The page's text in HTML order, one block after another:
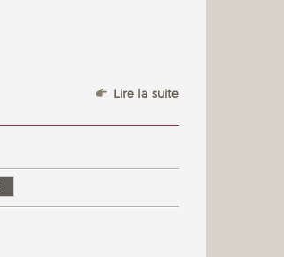
Lire la suite